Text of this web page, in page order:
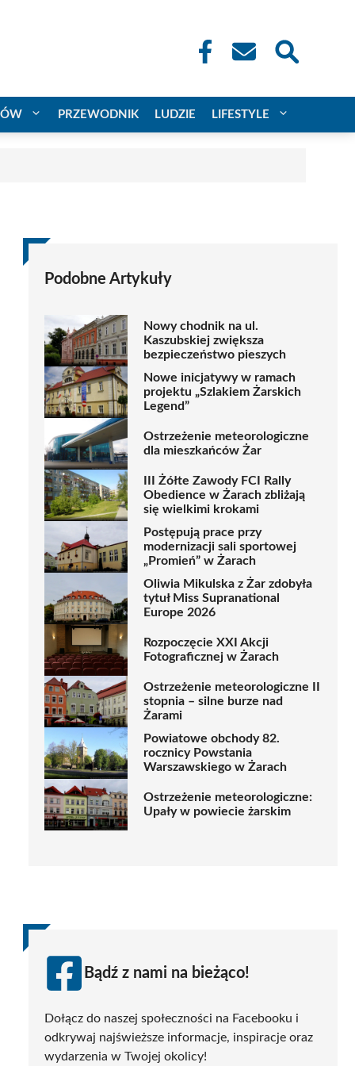
PRZEWODNIK LUDZIE LIFESTYLE
Podobne Artykuły
Nowy chodnik na ul.
Kaszubskiej zwiększa
bezpieczeństwo pieszych
Nowe inicjatywy w ramach
projektu „Szlakiem Żarskich
Legend”
Ostrzeżenie meteorologiczne
dla mieszkańców Żar
III Żółte Zawody FCI Rally
Obedience w Żarach zbliżają
się wielkimi krokami
Postępują prace przy
modernizacji sali sportowej
„Promień” w Żarach
Oliwia Mikulska z Żar zdobyła
tytuł Miss Supranational
Europe 2026
Rozpoczęcie XXI Akcji
Fotograficznej w Żarach
Ostrzeżenie meteorologiczne II
stopnia – silne burze nad
Żarami
Powiatowe obchody 82.
rocznicy Powstania
Warszawskiego w Żarach
Ostrzeżenie meteorologiczne:
Upały w powiecie żarskim
Bądź z nami na bieżąco!
Dołącz do naszej społeczności na Facebooku i
odkrywaj najświeższe informacje, inspiracje oraz
wydarzenia w Twojej okolicy!